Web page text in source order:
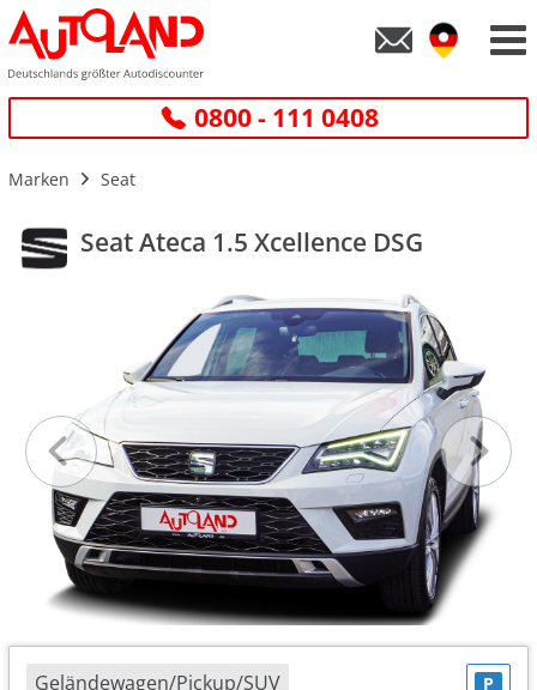
0800 - 111 0408
Marken Seat
Seat Ateca 1.5 Xcellence DSG
Geländewagen/Pickup/SUV P